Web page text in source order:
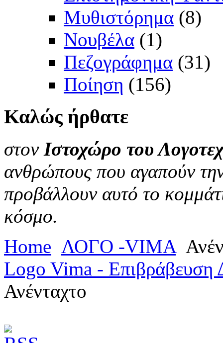
Μυθιστόρημα (8)
Νουβέλα (1)
Πεζογράφημα (31)
Ποίηση (156)
Καλώς ήρθατε
στον Ιστοχώρο του
ανθρώπους που αγαπούν
προβάλλουν αυτό το
κόσμο.
Home ΛΟΓΟ -VIMA
Logo Vima - Επιβράβευση
Ανένταχτο